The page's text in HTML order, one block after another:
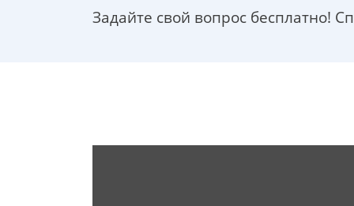
Задайте свой вопрос бесплатно!